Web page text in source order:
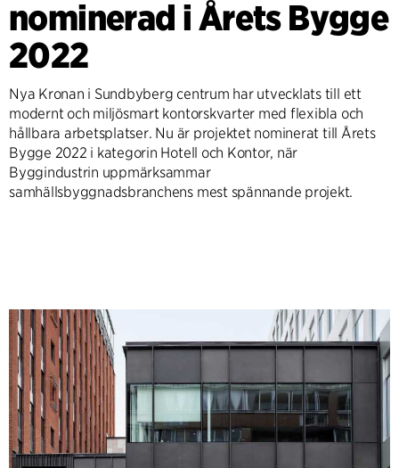
nominerad i Årets Bygge
2022
Nya Kronan i Sundbyberg centrum har utvecklats till ett
modernt och miljösmart kontorskvarter med flexibla och
hållbara arbetsplatser. Nu är projektet nominerat till Årets
Bygge 2022 i kategorin Hotell och Kontor, när
Byggindustrin uppmärksammar
samhällsbyggnadsbranchens mest spännande projekt.